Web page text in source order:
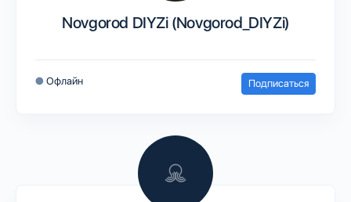
Novgorod DIYZi (Novgorod_DIYZi)
● Офлайн Подписаться